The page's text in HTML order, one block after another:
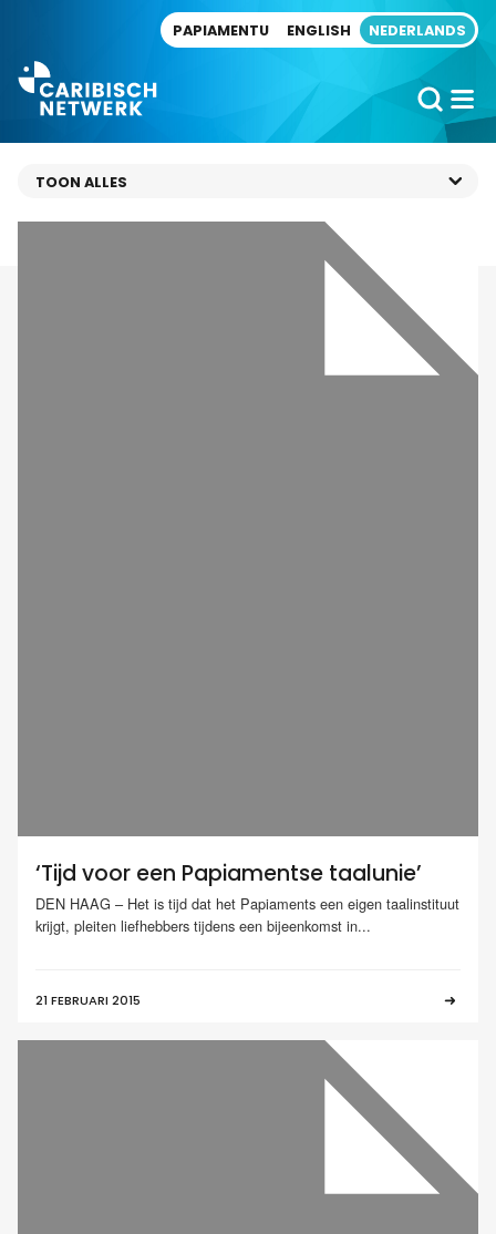
PAPIAMENTU ENGLISH NEDERLANDS
‘Tijd voor een Papiamentse taalunie’
DEN HAAG – Het is tijd dat het Papiaments een eigen taalinstituut
krijgt, pleiten liefhebbers tijdens een bijeenkomst in...
21 FEBRUARI 2015